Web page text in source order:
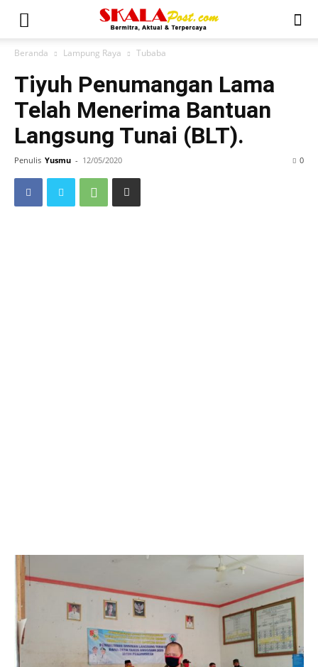
Beranda Lampung Raya Tubaba
Tiyuh Penumangan Lama
Telah Menerima Bantuan
Langsung Tunai (BLT).
Penulis Yusmu - 12/05/2020 0